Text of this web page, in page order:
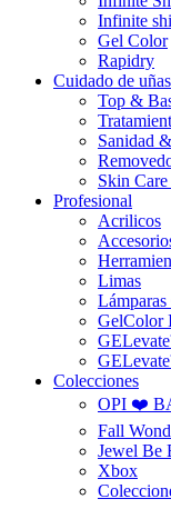
Infinite
Gel Color
Rapidry
Cuidado de uñas
Top &
Sanidad
Skin
Profesional
Acrilicos
Limas
Lámparas
GelColor
Colecciones
OPI ❤️
Fall
Jewel Be
Xbox